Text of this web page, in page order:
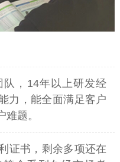
，14年以上研发经
力，能全面满足客户
题。
证书，剩余多项还在